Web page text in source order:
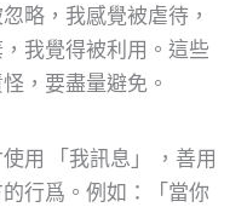
略，我感覺被虐待，
我覺得被利用。這些
，要盡量避免。
用 「我訊息」 ，善用
行爲。例如：「當你